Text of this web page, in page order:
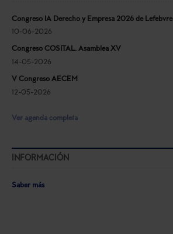
Congreso IA Derecho y Empresa 2026 de Lefebvre
10-06-2026
Congreso COSITAL. Asamblea XV
14-05-2026
V Congreso AECEM
12-05-2026
Ver agenda completa
INFORMACIÓN
Saber más